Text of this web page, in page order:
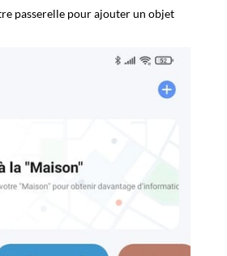
passerelle pour ajouter un objet